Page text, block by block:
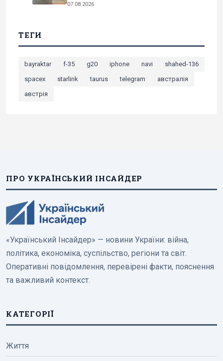
07.08.2026
ТЕГИ
bayraktar f-35 g20 iphone navi
shahed-136
spacex
starlink taurus telegram
австралія
австрія
ПРО УКРАЇНСЬКИЙ ІНСАЙДЕР
«Український Інсайдер» — новини України: війна,
політика, економіка, суспільство, регіони та світ.
Оперативні повідомлення, перевірені факти, пояснення
та важливий контекст.
КАТЕГОРІЇ
Життя